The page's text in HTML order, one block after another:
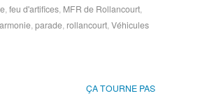
,feu d'artifices, MFR de Rollancourt,
,parade, rollancourt,Véhicules
ÇA TOURNE PAS